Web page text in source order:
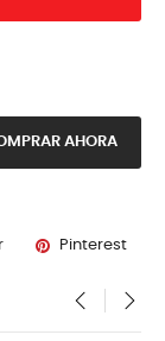
AHORA
Pinterest